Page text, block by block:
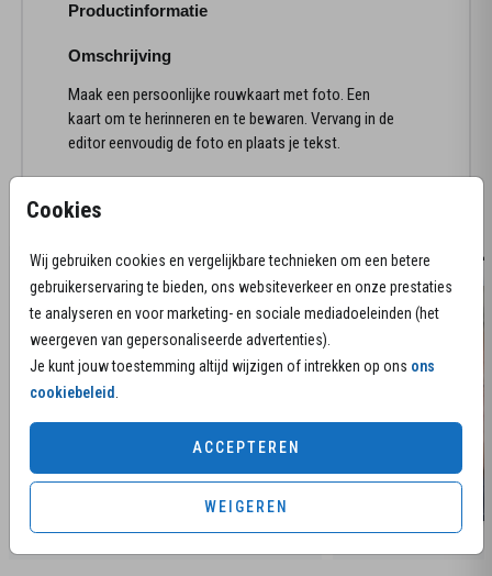
Cookies
Wij gebruiken cookies en vergelijkbare technieken om een betere
gebruikerservaring te bieden, ons websiteverkeer en onze prestaties
te analyseren en voor marketing- en sociale mediadoeleinden (het
weergeven van gepersonaliseerde advertenties).
Je kunt jouw toestemming altijd wijzigen of intrekken op ons ons
cookiebeleid
ACCEPTEREN
WEIGEREN
Productinformatie
Omschrijving
Maak een persoonlijke rouwkaart met foto. Een
kaart om te herinneren en te bewaren. Vervang in de
editor eenvoudig de foto en plaats je tekst.
Meer kaarten in deze stijl
rouwkaart